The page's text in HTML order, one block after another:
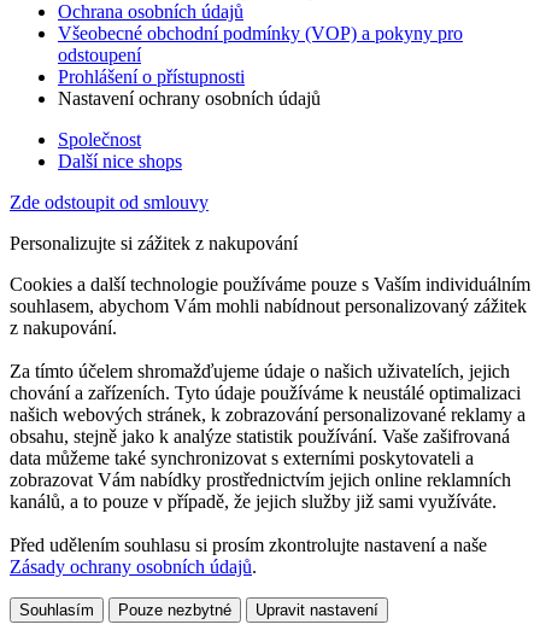
Ochrana osobních údajů
Všeobecné obchodní podmínky (VOP) a pokyny pro
odstoupení
Prohlášení o přístupnosti
Nastavení ochrany osobních údajů
Společnost
Další nice shops
Zde odstoupit od smlouvy
Personalizujte si zážitek z nakupování
Cookies a další technologie používáme pouze s Vaším individuálním
souhlasem, abychom Vám mohli nabídnout personalizovaný zážitek
z nakupování.
Za tímto účelem shromažďujeme údaje o našich uživatelích, jejich
chování a zařízeních. Tyto údaje používáme k neustálé optimalizaci
našich webových stránek, k zobrazování personalizované reklamy a
obsahu, stejně jako k analýze statistik používání. Vaše zašifrovaná
data můžeme také synchronizovat s externími poskytovateli a
zobrazovat Vám nabídky prostřednictvím jejich online reklamních
kanálů, a to pouze v případě, že jejich služby již sami využíváte.
Před udělením souhlasu si prosím zkontrolujte nastavení a naše
Zásady ochrany osobních údajů.
Souhlasím Pouze nezbytné Upravit nastavení